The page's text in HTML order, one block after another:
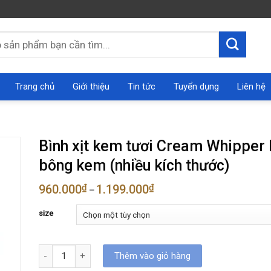
Trang chủ Giới thiệu Tin tức Tuyển dụng Liên hệ
Bình xịt kem tươi Cream Whipper
bông kem (nhiều kích thước)
960.000₫ – 1.199.000₫
size
Bình xịt kem tươi Cream Whipper làm bông kem (nhiều kích
Thêm vào giỏ hàng